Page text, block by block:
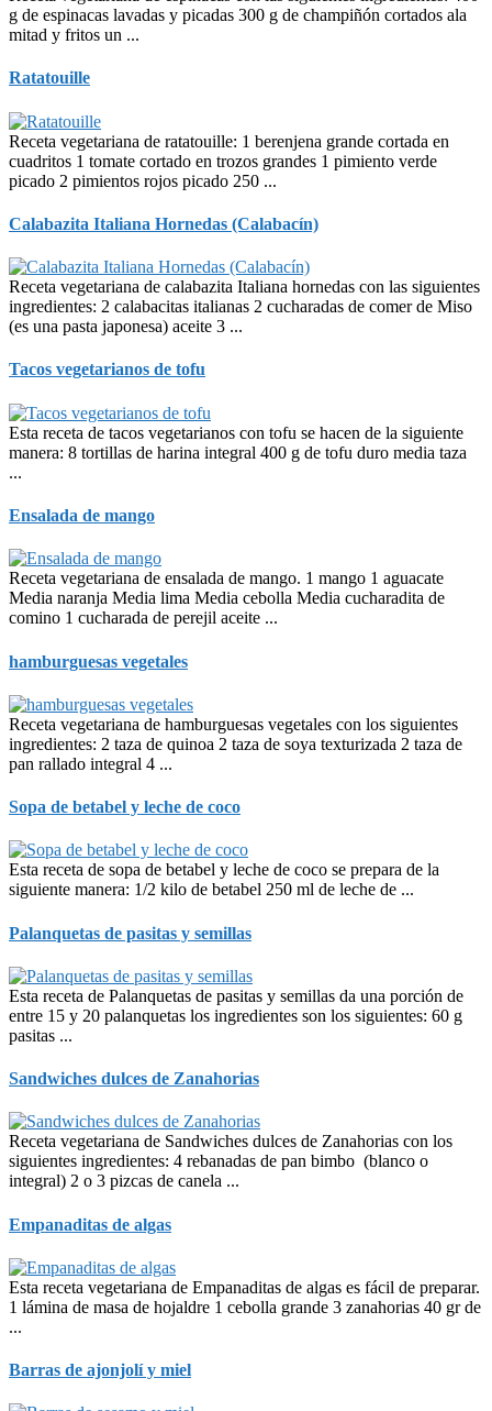
g de espinacas lavadas y picadas 300 g de champiñón cortados ala
mitad y fritos un ...
Ratatouille
Receta vegetariana de ratatouille: 1 berenjena grande cortada en
cuadritos 1 tomate cortado en trozos grandes 1 pimiento verde
picado 2 pimientos rojos picado 250 ...
Calabazita Italiana Hornedas (Calabacín)
Receta vegetariana de calabazita Italiana hornedas con las siguientes
ingredientes: 2 calabacitas italianas 2 cucharadas de comer de Miso
(es una pasta japonesa) aceite 3 ...
Tacos vegetarianos de tofu
Esta receta de tacos vegetarianos con tofu se hacen de la siguiente
manera: 8 tortillas de harina integral 400 g de tofu duro media taza
...
Ensalada de mango
Receta vegetariana de ensalada de mango. 1 mango 1 aguacate
Media naranja Media lima Media cebolla Media cucharadita de
comino 1 cucharada de perejil aceite ...
hamburguesas vegetales
Receta vegetariana de hamburguesas vegetales con los siguientes
ingredientes: 2 taza de quinoa 2 taza de soya texturizada 2 taza de
pan rallado integral 4 ...
Sopa de betabel y leche de coco
Esta receta de sopa de betabel y leche de coco se prepara de la
siguiente manera: 1/2 kilo de betabel 250 ml de leche de ...
Palanquetas de pasitas y semillas
Esta receta de Palanquetas de pasitas y semillas da una porción de
entre 15 y 20 palanquetas los ingredientes son los siguientes: 60 g
pasitas ...
Sandwiches dulces de Zanahorias
Receta vegetariana de Sandwiches dulces de Zanahorias con los
siguientes ingredientes: 4 rebanadas de pan bimbo (blanco o
integral) 2 o 3 pizcas de canela ...
Empanaditas de algas
Esta receta vegetariana de Empanaditas de algas es fácil de preparar.
1 lámina de masa de hojaldre 1 cebolla grande 3 zanahorias 40 gr de
...
Barras de ajonjolí y miel